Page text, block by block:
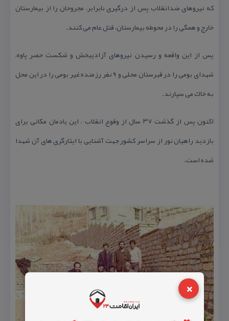
×
كه نیروهای ضدانقلاب پس از درگیری نابرابر، مجروحان را از بیمارستان
خارج و همگی را در محوطه بیمارستان، قتل عام می كنند.
پس از این واقعه و رسیدن نیروهای آزادیبخش و شكست حصر پاوه،
شهدای بومی را در قبرستان محلی و ۹ نفر رزمنده غیر بومی را در این محل
به خاك می سپارند.
اكنون پس از گذشت ۳۷ سال از وقوع انقلاب ، این یادمان مكانی برای
بازدید راهیان نور از سراسر كشور جهت آشنایی با ایثارگری های آن شهدا
شده است.